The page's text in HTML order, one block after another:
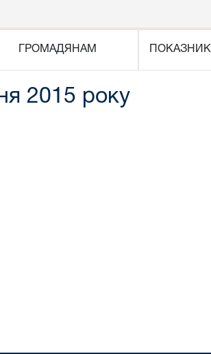
ГРОМАДЯНАМ
2015 року